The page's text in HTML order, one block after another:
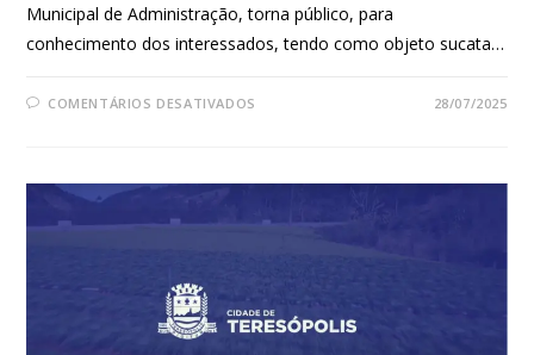
Municipal de Administração, torna público, para
conhecimento dos interessados, tendo como objeto sucata…
COMENTÁRIOS DESATIVADOS 28/07/2025